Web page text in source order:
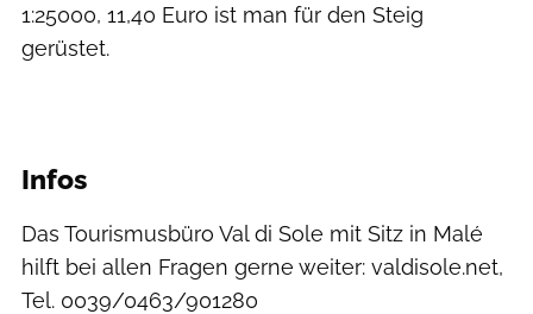
1:25000, 11,40 Euro ist man für den Steig
gerüstet.
Infos
Das Tourismusbüro Val di Sole mit Sitz in Malé
hilft bei allen Fragen gerne weiter: valdisole.net,
Tel. 0039/0463/901280